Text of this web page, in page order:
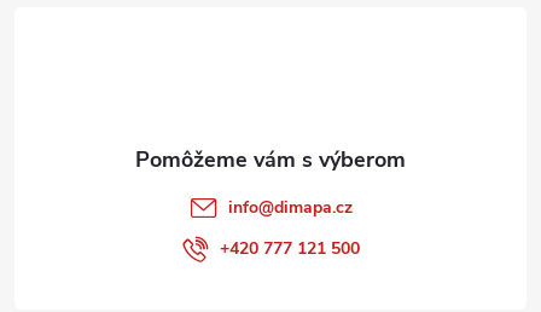
info@dimapa.cz
+420 777 121 500